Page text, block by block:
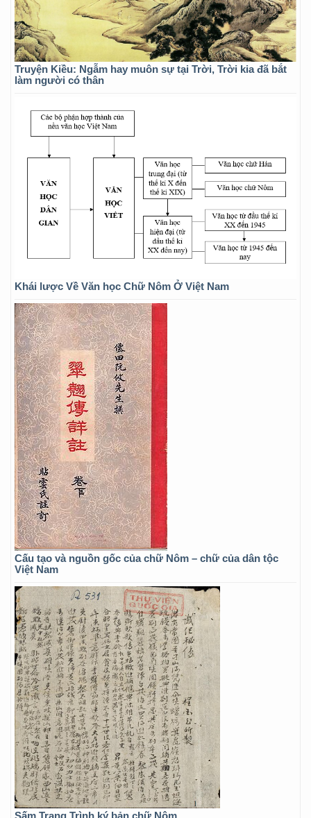
Truyện Kiều: Ngẫm hay muôn sự tại Trời, Trời kia đã bắt
làm người có thân
Khái lược Về Văn học Chữ Nôm Ở Việt Nam
Cấu tạo và nguồn gốc của chữ Nôm – chữ của dân tộc
Việt Nam